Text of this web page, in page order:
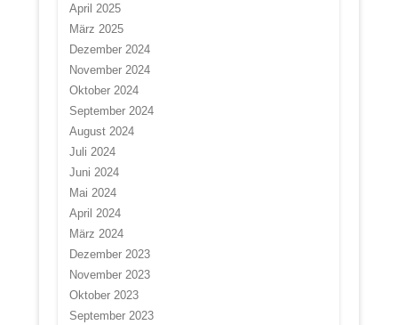
April 2025
März 2025
Dezember 2024
November 2024
Oktober 2024
September 2024
August 2024
Juli 2024
Juni 2024
Mai 2024
April 2024
März 2024
Dezember 2023
November 2023
Oktober 2023
September 2023